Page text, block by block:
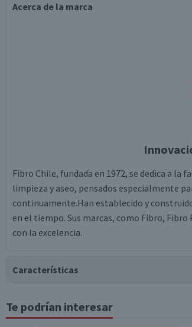
Acerca de la marca
Fibro Chile, fundada en 1972, se dedica a
limpieza y aseo, pensados especialmente
continuamente.Han establecido y
en el tiempo. Sus marcas, como Fibro,
con la excelencia.
Características
Tipo de Producto
Te podrían interesar